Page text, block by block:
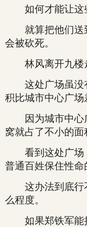
如何才能让这
就算把他们送
会被砍死。
林风离开九楼
这处广场虽没
积比城市中心广场
因为城市中心
窝就占了不小的面
看到这处广场
普通百姓保住性命
这办法到底行
么程度。
如果郑铁军能